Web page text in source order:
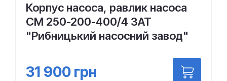
Корпус насоса, равлик насоса
СМ 250-200-400/4 ЗАТ
"Рибницький насосний завод"
31 900 грн